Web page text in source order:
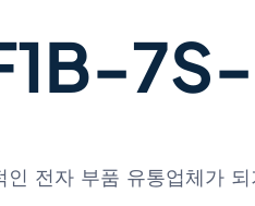
전자 부품 유통업체가